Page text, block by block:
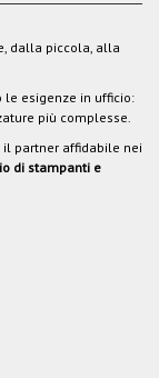
dalla piccola, alla
le esigenze in ufficio:
più complesse.
il partner affidabile nei
di stampanti e